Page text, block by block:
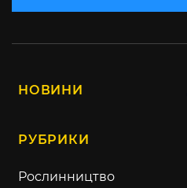
НОВИНИ
РУБРИКИ
Рослинництво